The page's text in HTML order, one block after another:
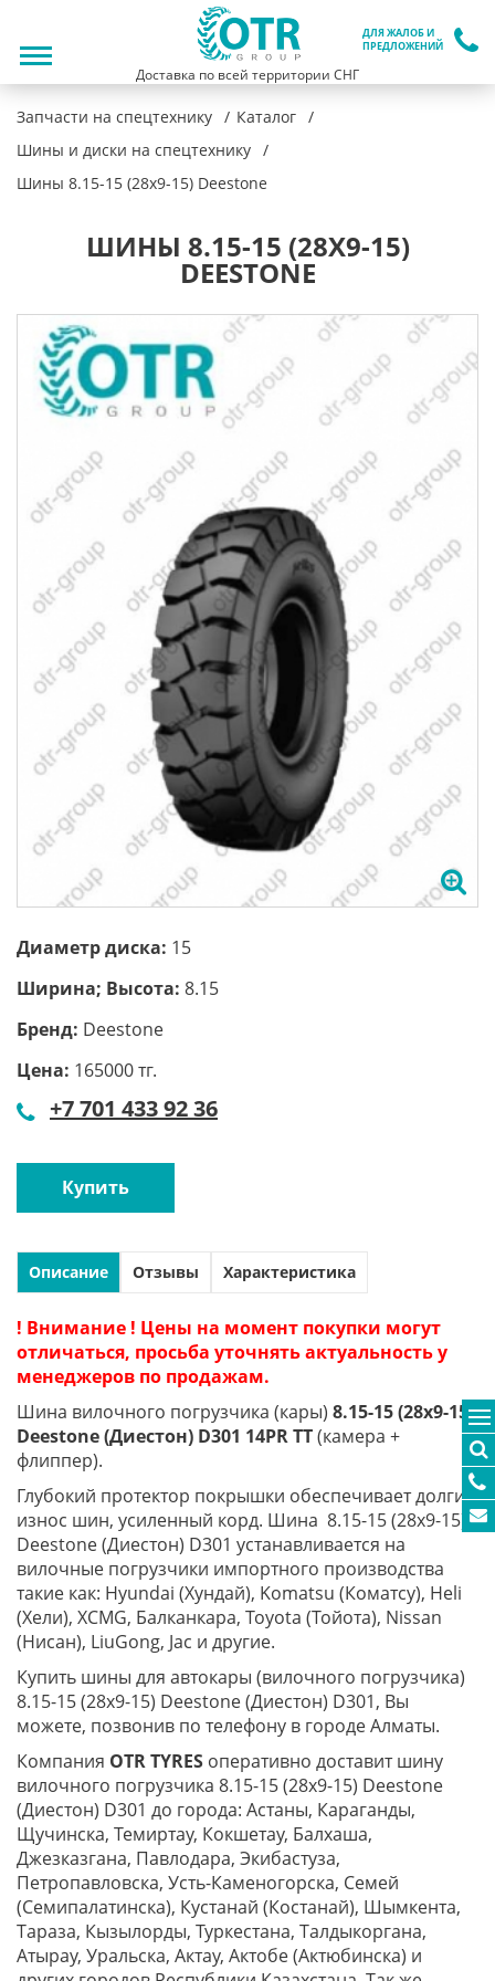
ДЛЯ ЖАЛОБ И
ПРЕДЛОЖЕНИЙ
Доставка по всей территории СНГ
Запчасти на спецтехнику
Каталог
Шины и диски на спецтехнику
Шины 8.15-15 (28x9-15) Deestone
ШИНЫ 8.15-15 (28X9-15)
DEESTONE
Диаметр диска: 15
Ширина; Высота: 8.15
Бренд: Deestone
Цена: 165000 тг.
+7 701 433 92 36
Купить
Описание Отзывы Характеристика
! Внимание ! Цены на момент покупки могут
отличаться, просьба уточнять актуальность у
менеджеров по продажам.
Шина вилочного погрузчика (кары) 8.15-15 (28x9-15)
Deestone (Диестон) D301 14PR TT(камера +
флиппер).
Глубокий протектор покрышки обеспечивает долгий
износ шин, усиленный корд. Шина 8.15-15 (28x9-15)
Deestone (Диестон) D301 устанавливается на
вилочные погрузчики импортного производства
такие как: Hyundai (Хундай), Komatsu (Коматсу), Heli
(Хели), XCMG, Балканкара, Toyota (Тойота), Nissan
(Нисан), LiuGong, Jac и другие.
Купить шины для автокары (вилочного погрузчика)
8.15-15 (28x9-15) Deestone (Диестон) D301, Вы
можете, позвонив по телефону в городе Алматы.
Компания OTR TYRES оперативно доставит шину
вилочного погрузчика 8.15-15 (28x9-15) Deestone
(Диестон) D301 до города: Астаны, Караганды,
Щучинска, Темиртау, Кокшетау, Балхаша,
Джезказгана, Павлодара, Экибастуза,
Петропавловска, Усть-Каменогорска, Семей
(Семипалатинска), Кустанай (Костанай), Шымкента,
Тараза, Кызылорды, Туркестана, Талдыкоргана,
Атырау, Уральска, Актау, Актобе (Актюбинска) и